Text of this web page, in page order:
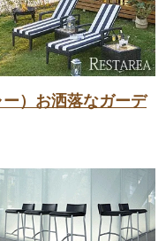
）お洒落なガーデ